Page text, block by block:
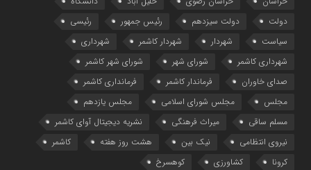
دولت
دولت سیزدهم رئیس جمهور
رئیسی
سیاست
شهردار شهردار کاشمر
شهرداری
شهرداری کاشمر
شورای شهر
شورای شهر کاشمر
صدای خاوران
فرماندار کاشمر
فرمانداری کاشمر
مجلس
مجلس شورای اسلامی
مجلس یازدهم
مسلم ساقی
میراث فرهنگی
نشریه دیجیتال آوای کاشمر
نیروی انتظامی
نیک بین هشت روز هفته
کاشمر
کرونا
کشاورزی کوهسرخ